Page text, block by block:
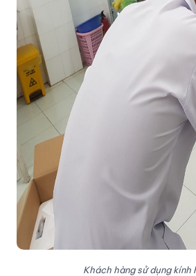
Khách hàng sử dụng kính